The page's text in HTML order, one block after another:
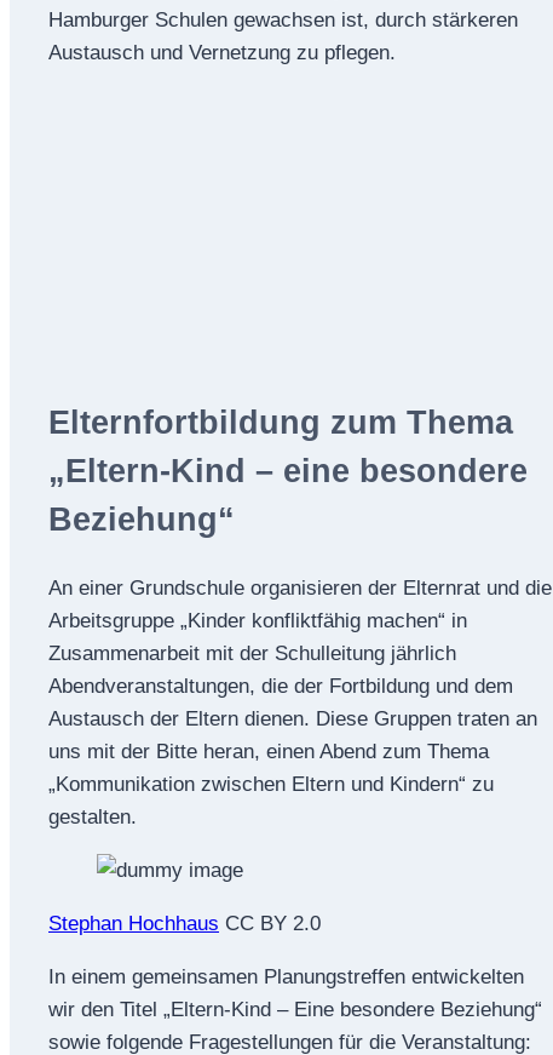
Hamburger Schulen gewachsen ist, durch stärkeren
Austausch und Vernetzung zu pflegen.
Elternfortbildung zum Thema
„Eltern-Kind – eine besondere
Beziehung“
An einer Grundschule organisieren der Elternrat und die
Arbeitsgruppe „Kinder konfliktfähig machen“ in
Zusammenarbeit mit der Schulleitung jährlich
Abendveranstaltungen, die der Fortbildung und dem
Austausch der Eltern dienen. Diese Gruppen traten an
uns mit der Bitte heran, einen Abend zum Thema
„Kommunikation zwischen Eltern und Kindern“ zu
gestalten.
Stephan Hochhaus CC BY 2.0
In einem gemeinsamen Planungstreffen entwickelten
wir den Titel „Eltern-Kind – Eine besondere Beziehung“
sowie folgende Fragestellungen für die Veranstaltung: